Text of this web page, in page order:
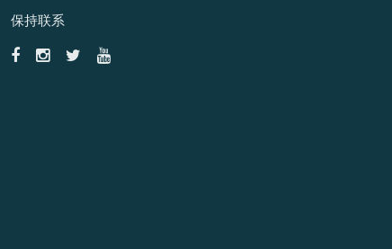
保持联系